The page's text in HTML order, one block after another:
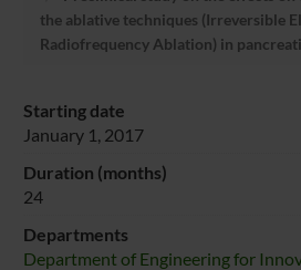
the ablative techniques (Irreversible
Radiofrequency Ablation) in
Starting date
January 1, 2017
Duration (months)
24
Departments
Department of Engineering for